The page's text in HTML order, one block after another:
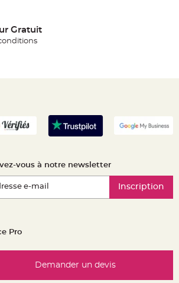
Gratuit
vous à notre newsletter
Inscription
Pro
Demander un devis